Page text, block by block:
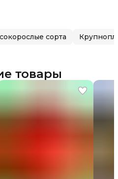
сорта
товары